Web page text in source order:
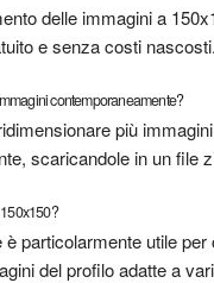
delle immagini a
e senza costi nascosti.
contemporaneamente?
più immagini
scaricandole in un file
particolarmente utile per
del profilo adatte a